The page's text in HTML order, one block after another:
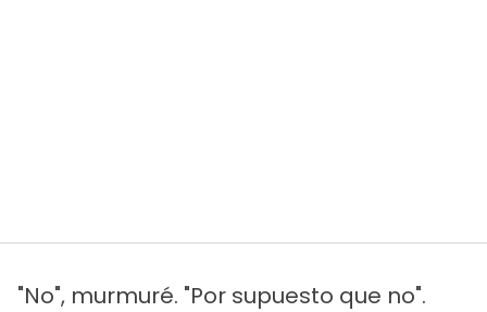
"No", murmuré. "Por supuesto que no".